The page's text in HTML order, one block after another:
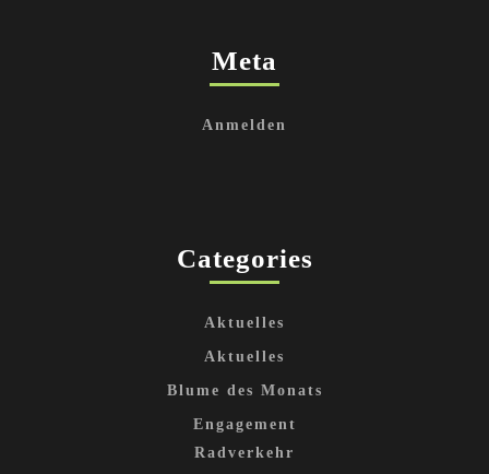
Meta
Anmelden
Categories
Aktuelles
Aktuelles
Blume des Monats
Engagement
Radverkehr